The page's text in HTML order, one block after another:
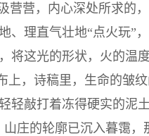
营营，内心深处所求的
、理直气壮地“点火玩”
将这光的形状，火的温
上，诗稿里，生命的皱
轻敲打着冻得硬实的泥
庄的轮廓已沉入暮霭